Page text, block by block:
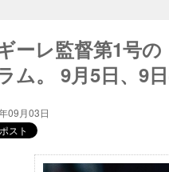
ーレ監督第1号
ム。 9月5日、9
09月03日